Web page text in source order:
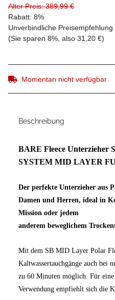
Alter Preis: 389,99 €
Rabatt: 8%
Unverbindliche
(Sie sparen 8% , also 31,20 €)
Momentan nicht verfügbar
Beschreibung
BARE Fleece Unterzieher
SYSTEM MID LAYER
Der perfekte Unterzieher aus
Damen und Herren, ideal in
Mission oder jedem
anderem beweglichem
Mit dem SB MID Layer Polar
Kaltwassertauchgänge auch bei
zu 60 Minuten möglich. Für eine
Verwendung empfiehlt sich die